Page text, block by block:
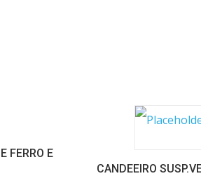
FERRO E
CANDEEIRO